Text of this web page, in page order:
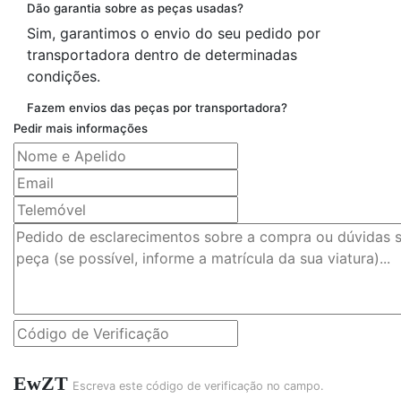
Dão garantia sobre as peças usadas?
Sim, garantimos o envio do seu pedido por
transportadora dentro de determinadas
condições.
Fazem envios das peças por transportadora?
Pedir mais informações
EwZT Escreva este código de verificação no campo.